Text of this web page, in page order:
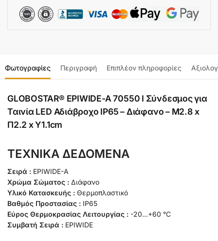
Φωτογραφίες Περιγραφή Επιπλέον πληροφορίες
GLOBOSTAR® EPIWIDE-A 70550 I Σύνδεσμος για
Ταινία LED Αδιάβροχο IP65 – Διάφανο – Μ2.8 x
Π2.2 x Υ1.1cm
ΤΕΧΝΙΚΑ ΔΕΔΟΜΕΝΑ
Σειρά : EPIWIDE-A
Χρώμα Σώματος : Διάφανο
Υλικό Κατασκευής : Θερμοπλαστικό
Βαθμός Προστασίας : IP65
Εύρος Θερμοκρασίας Λειτουργίας : -20…+60 °C
Συμβατή Σειρά : EPIWIDE